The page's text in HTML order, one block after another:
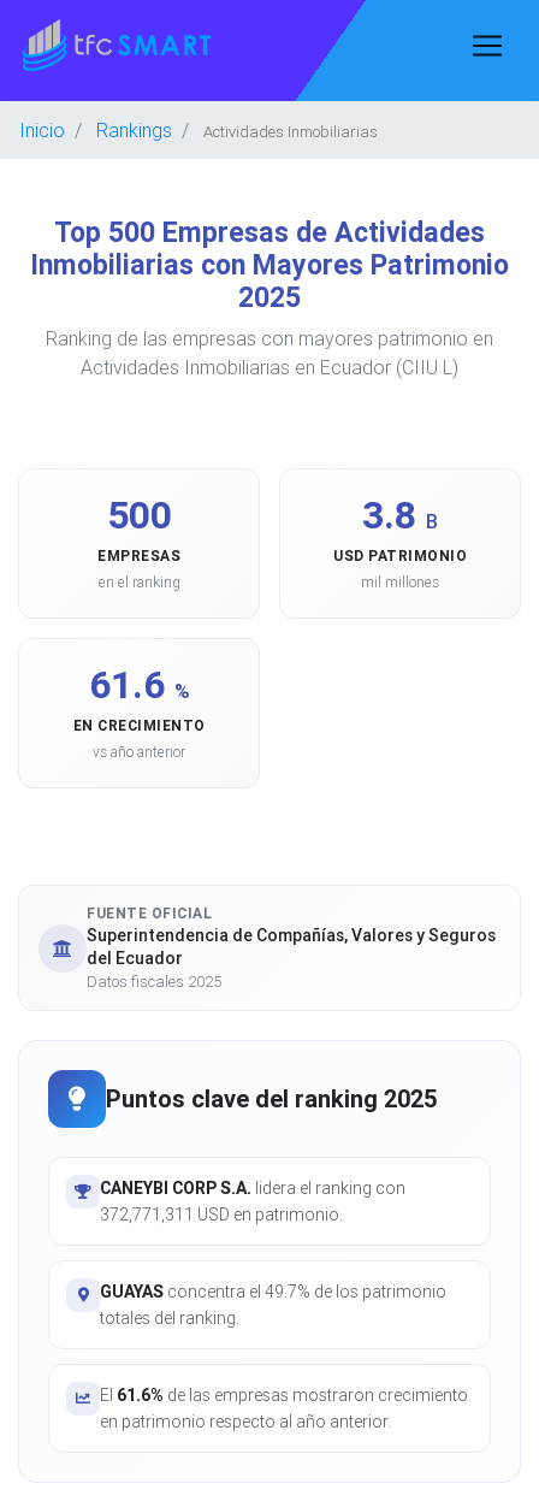
Inicio Rankings Actividades Inmobiliarias
Top 500 Empresas de Actividades
Inmobiliarias con Mayores Patrimonio
2025
Ranking de las empresas con mayores patrimonio en
Actividades Inmobiliarias en Ecuador (CIIU L)
500
EMPRESAS
en el ranking
3.8 B
USD PATRIMONIO
mil millones
61.6 %
EN CRECIMIENTO
vs año anterior
FUENTE OFICIAL
Superintendencia de Compañías, Valores y Seguros
del Ecuador
Datos fiscales 2025
Puntos clave del ranking 2025
CANEYBI CORP S.A. lidera el ranking con
372,771,311 USD en patrimonio.
GUAYAS concentra el 49.7% de los patrimonio
totales del ranking.
El 61.6% de las empresas mostraron crecimiento
en patrimonio respecto al año anterior.